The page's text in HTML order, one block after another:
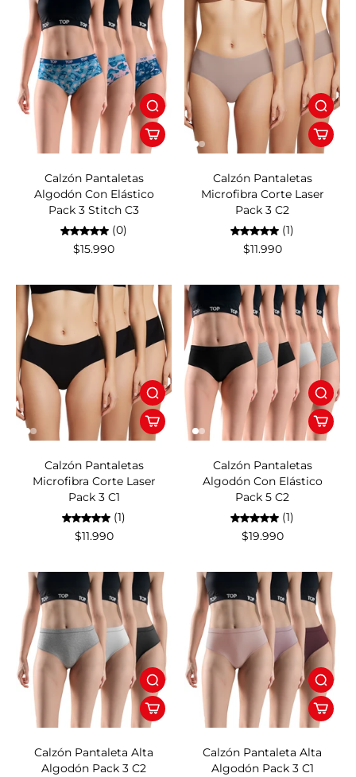
Calzón Pantaletas
Algodón Con Elástico
Pack 3 Stitch C3
(0)
$15.990
Calzón Pantaletas
Microfibra Corte Laser
Pack 3 C2
(1)
$11.990
Calzón Pantaletas
Microfibra Corte Laser
Pack 3 C1
(1)
$11.990
Calzón Pantaletas
Algodón Con Elástico
Pack 5 C2
(1)
$19.990
Calzón Pantaleta Alta
Algodón Pack 3 C2
Calzón Pantaleta Alta
Algodón Pack 3 C1